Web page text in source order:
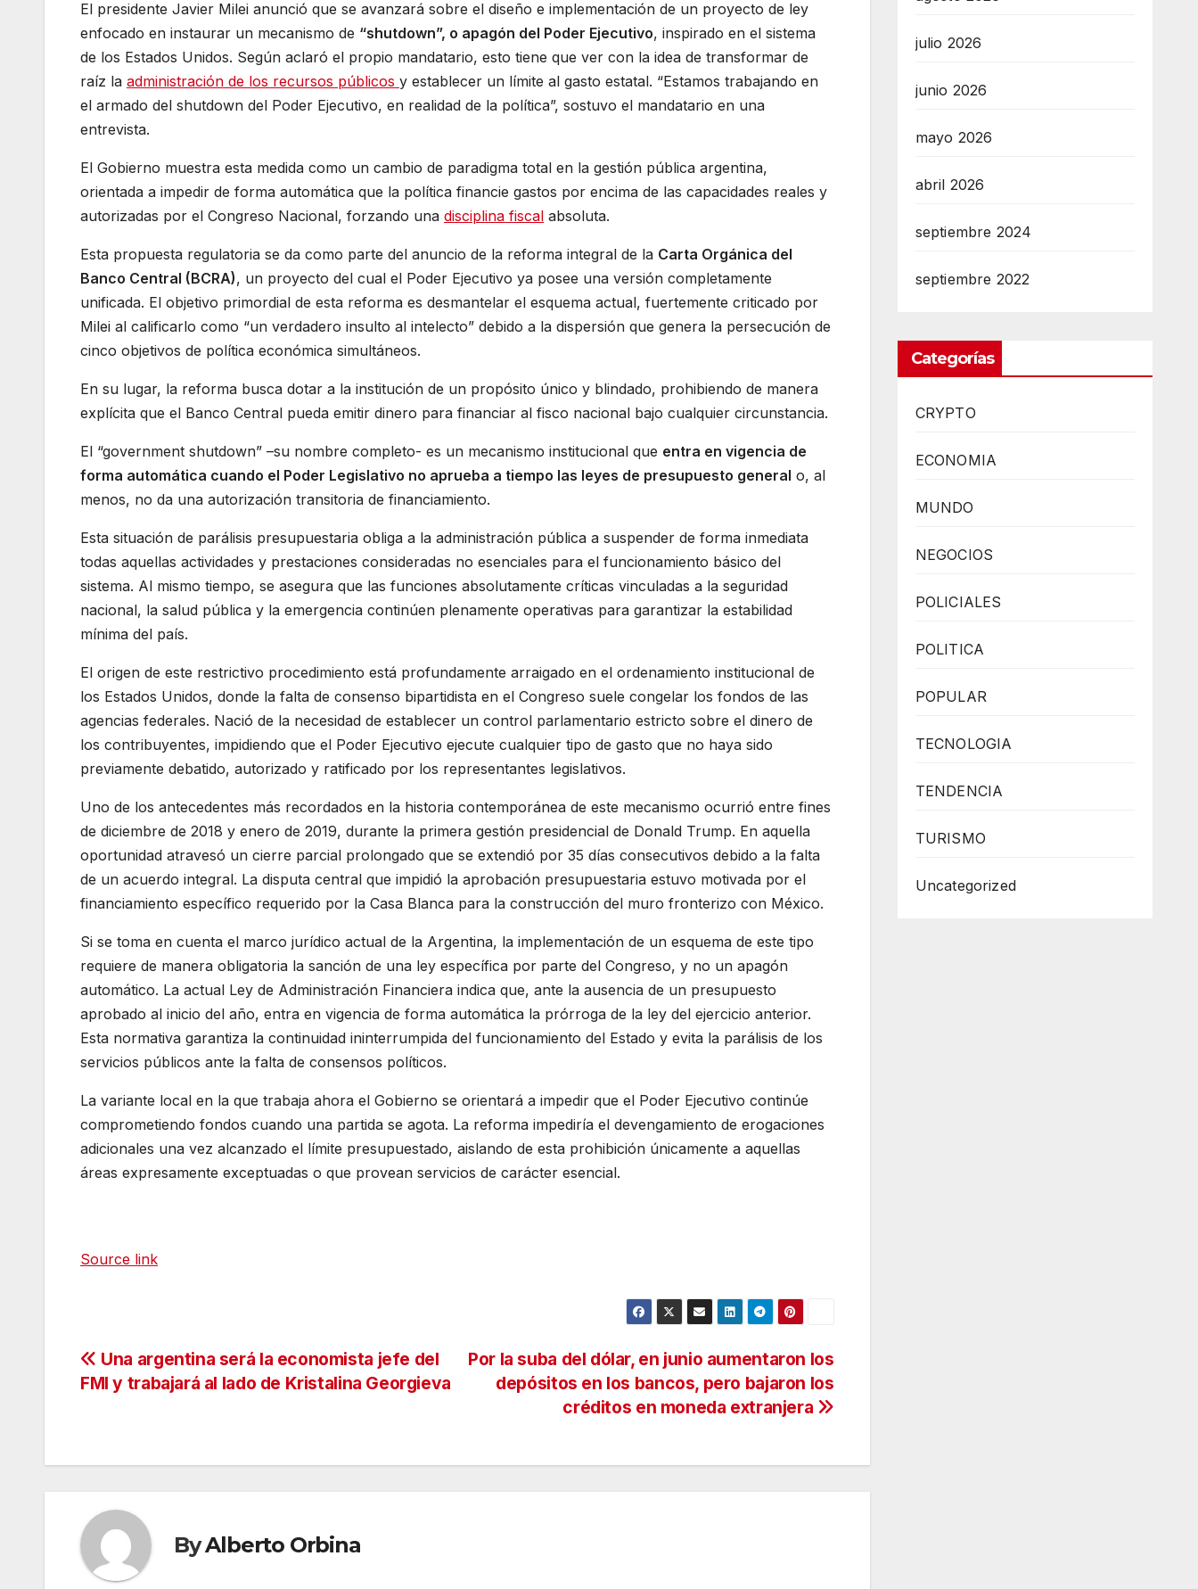
El presidente Javier Milei anunció que se avanzará sobre el diseño e implementación de un proyecto de ley
enfocado en instaurar un mecanismo de “shutdown”, o apagón del Poder Ejecutivo, inspirado en el sistema
de los Estados Unidos. Según aclaró el propio mandatario, esto tiene que ver con la idea de transformar de
raíz la administración de los recursos públicos y establecer un límite al gasto estatal. “Estamos trabajando en
el armado del shutdown del Poder Ejecutivo, en realidad de la política”, sostuvo el mandatario en una
entrevista.
El Gobierno muestra esta medida como un cambio de paradigma total en la gestión pública argentina,
orientada a impedir de forma automática que la política financie gastos por encima de las capacidades reales y
autorizadas por el Congreso Nacional, forzando una disciplina fiscal absoluta.
Esta propuesta regulatoria se da como parte del anuncio de la reforma integral de la Carta Orgánica del
Banco Central (BCRA), un proyecto del cual el Poder Ejecutivo ya posee una versión completamente
unificada. El objetivo primordial de esta reforma es desmantelar el esquema actual, fuertemente criticado por
Milei al calificarlo como “un verdadero insulto al intelecto” debido a la dispersión que genera la persecución de
cinco objetivos de política económica simultáneos.
En su lugar, la reforma busca dotar a la institución de un propósito único y blindado, prohibiendo de manera
explícita que el Banco Central pueda emitir dinero para financiar al fisco nacional bajo cualquier circunstancia.
El “government shutdown” –su nombre completo- es un mecanismo institucional que entra en vigencia de
forma automática cuando el Poder Legislativo no aprueba a tiempo las leyes de presupuesto general o, al
menos, no da una autorización transitoria de financiamiento.
Esta situación de parálisis presupuestaria obliga a la administración pública a suspender de forma inmediata
todas aquellas actividades y prestaciones consideradas no esenciales para el funcionamiento básico del
sistema. Al mismo tiempo, se asegura que las funciones absolutamente críticas vinculadas a la seguridad
nacional, la salud pública y la emergencia continúen plenamente operativas para garantizar la estabilidad
mínima del país.
El origen de este restrictivo procedimiento está profundamente arraigado en el ordenamiento institucional de
los Estados Unidos, donde la falta de consenso bipartidista en el Congreso suele congelar los fondos de las
agencias federales. Nació de la necesidad de establecer un control parlamentario estricto sobre el dinero de
los contribuyentes, impidiendo que el Poder Ejecutivo ejecute cualquier tipo de gasto que no haya sido
previamente debatido, autorizado y ratificado por los representantes legislativos.
Uno de los antecedentes más recordados en la historia contemporánea de este mecanismo ocurrió entre fines
de diciembre de 2018 y enero de 2019, durante la primera gestión presidencial de Donald Trump. En aquella
oportunidad atravesó un cierre parcial prolongado que se extendió por 35 días consecutivos debido a la falta
de un acuerdo integral. La disputa central que impidió la aprobación presupuestaria estuvo motivada por el
financiamiento específico requerido por la Casa Blanca para la construcción del muro fronterizo con México.
Si se toma en cuenta el marco jurídico actual de la Argentina, la implementación de un esquema de este tipo
requiere de manera obligatoria la sanción de una ley específica por parte del Congreso, y no un apagón
automático. La actual Ley de Administración Financiera indica que, ante la ausencia de un presupuesto
aprobado al inicio del año, entra en vigencia de forma automática la prórroga de la ley del ejercicio anterior.
Esta normativa garantiza la continuidad ininterrumpida del funcionamiento del Estado y evita la parálisis de los
servicios públicos ante la falta de consensos políticos.
La variante local en la que trabaja ahora el Gobierno se orientará a impedir que el Poder Ejecutivo continúe
comprometiendo fondos cuando una partida se agota. La reforma impediría el devengamiento de erogaciones
adicionales una vez alcanzado el límite presupuestado, aislando de esta prohibición únicamente a aquellas
áreas expresamente exceptuadas o que provean servicios de carácter esencial.
Source link
Navegación
de
Por la suba del dólar, en junio aumentaron los
depósitos en los bancos, pero bajaron los
créditos en moneda extranjera
Una argentina será la economista jefe del
FMI y trabajará al lado de Kristalina Georgieva
ByAlberto Orbina
julio 2026
junio 2026
mayo 2026
abril 2026
septiembre 2024
septiembre 2022
Categorías
CRYPTO
ECONOMIA
MUNDO
NEGOCIOS
POLICIALES
POLITICA
POPULAR
TECNOLOGIA
TENDENCIA
TURISMO
Uncategorized